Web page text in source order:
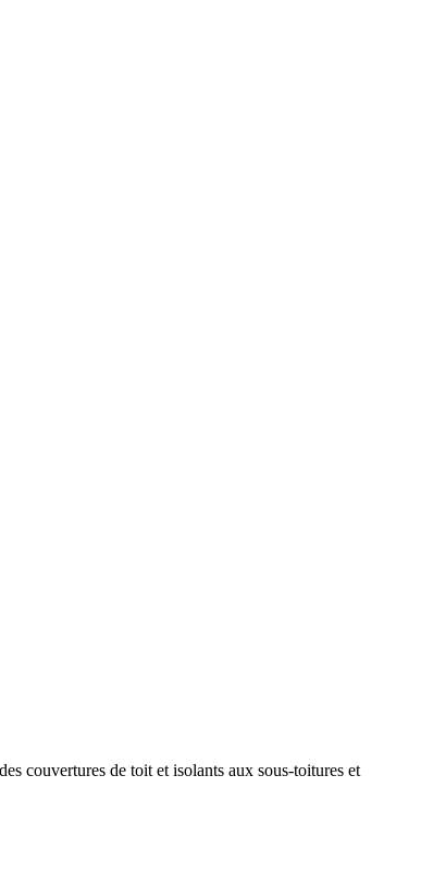
couvertures de toit et isolants aux sous-toitures et